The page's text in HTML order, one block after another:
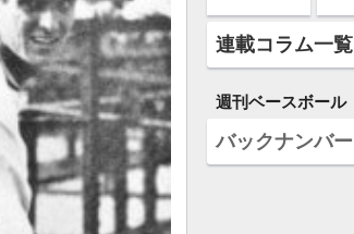
連載コラム一覧
週刊ベースボール
バックナンバー